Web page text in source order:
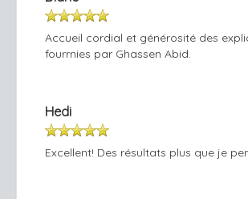
Accueil cordial et générosité des
fourrnies par Ghassen Abid.
Hedi
Excellent! Des résultats plus que je